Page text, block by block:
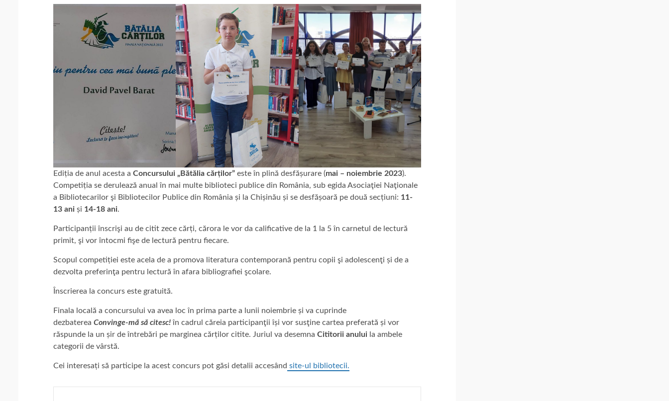
Ediția de anul acesta a Concursului „Bătălia cărților” este în plină desfășurare (mai – noiembrie 2023).
Competiția se derulează anual în mai multe biblioteci publice din România, sub egida Asociaţiei Naţionale
a Bibliotecarilor şi Bibliotecilor Publice din România și la Chișinău și se desfășoară pe două secțiuni: 11-
13 ani și 14-18 ani.
Participanții înscrişi au de citit zece cărți, cărora le vor da calificative de la 1 la 5 în carnetul de lectură
primit, şi vor întocmi fişe de lectură pentru fiecare.
Scopul competiției este acela de a promova literatura contemporană pentru copii şi adolescenţi și de a
dezvolta preferinţa pentru lectură în afara bibliografiei şcolare.
Înscrierea la concurs este gratuită.
Finala locală a concursului va avea loc în prima parte a lunii noiembrie și va cuprinde
dezbaterea Convinge-mă să citesc! în cadrul căreia participanţii își vor susţine cartea preferată și vor
răspunde la un șir de întrebări pe marginea cărților citite. Juriul va desemna Cititorii anului la ambele
categorii de vârstă.
Cei interesați să participe la acest concurs pot găsi detalii accesând site-ul bibliotecii.